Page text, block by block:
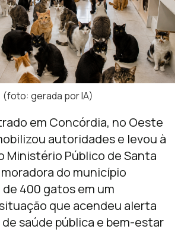
(foto: gerada por IA)
em Concórdia, no Oeste
autoridades e levou à
Ministério Público de Santa
moradora do município
400 gatos em um
que acendeu alerta
saúde pública e bem-estar